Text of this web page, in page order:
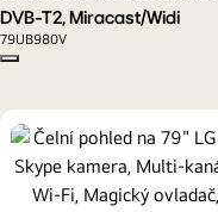
DVB-T2, Miracast/Widi
79UB980V
Copy model name